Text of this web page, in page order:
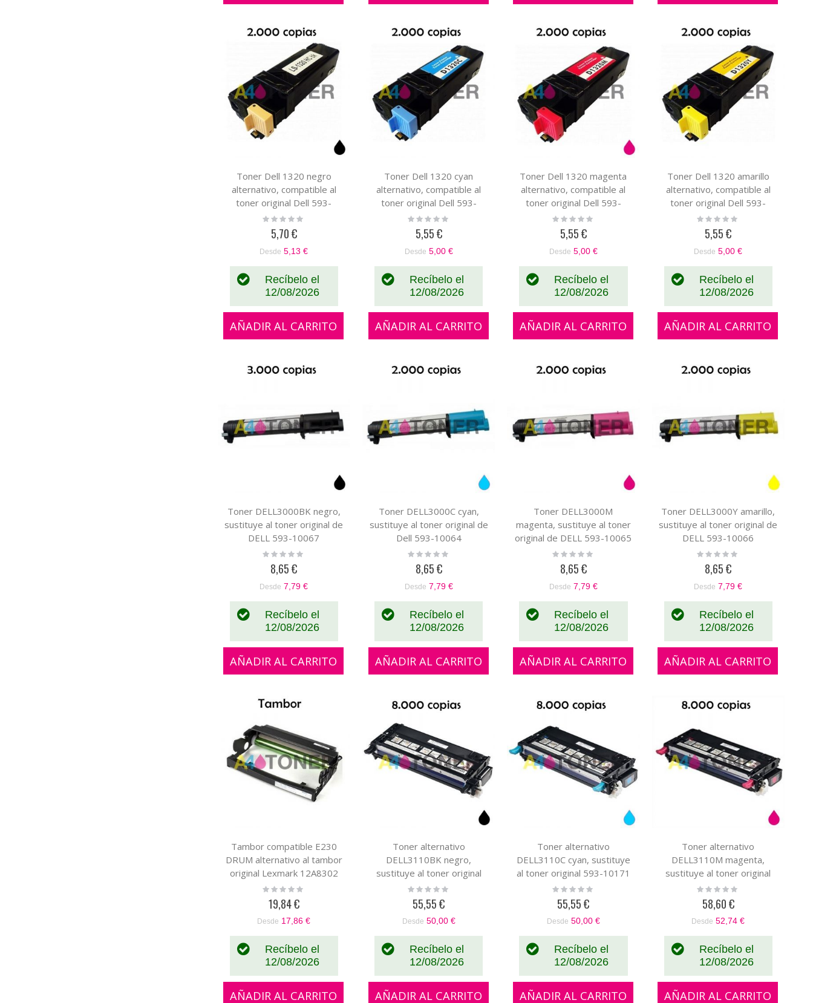
Toner Dell 1320 negro
alternativo, compatible al
toner original Dell 593-
10258
Rating:
5,70 €
Desde 5,13 €
Recíbelo el
12/08/2026
AÑADIR AL CARRITO
Toner Dell 1320 cyan
alternativo, compatible al
toner original Dell 593-
10259
Rating:
5,55 €
Desde 5,00 €
Recíbelo el
12/08/2026
AÑADIR AL CARRITO
Toner Dell 1320 magenta
alternativo, compatible al
toner original Dell 593-
10261
Rating:
5,55 €
Desde 5,00 €
Recíbelo el
12/08/2026
AÑADIR AL CARRITO
Toner Dell 1320 amarillo
alternativo, compatible al
toner original Dell 593-
10260
Rating:
5,55 €
Desde 5,00 €
Recíbelo el
12/08/2026
AÑADIR AL CARRITO
Toner DELL3000BK negro,
sustituye al toner original de
DELL 593-10067
Rating:
8,65 €
Desde 7,79 €
Recíbelo el
12/08/2026
AÑADIR AL CARRITO
Toner DELL3000C cyan,
sustituye al toner original de
Dell 593-10064
Rating:
8,65 €
Desde 7,79 €
Recíbelo el
12/08/2026
AÑADIR AL CARRITO
Toner DELL3000M
magenta, sustituye al toner
original de DELL 593-10065
Rating:
8,65 €
Desde 7,79 €
Recíbelo el
12/08/2026
AÑADIR AL CARRITO
Toner DELL3000Y amarillo,
sustituye al toner original de
DELL 593-10066
Rating:
8,65 €
Desde 7,79 €
Recíbelo el
12/08/2026
AÑADIR AL CARRITO
Tambor compatible E230
DRUM alternativo al tambor
original Lexmark 12A8302
Rating:
19,84 €
Desde 17,86 €
Recíbelo el
12/08/2026
AÑADIR AL CARRITO
Toner alternativo
DELL3110BK negro,
sustituye al toner original
593-10170
Rating:
55,55 €
Desde 50,00 €
Recíbelo el
12/08/2026
AÑADIR AL CARRITO
Toner alternativo
DELL3110C cyan, sustituye
al toner original 593-10171
Rating:
55,55 €
Desde 50,00 €
Recíbelo el
12/08/2026
AÑADIR AL CARRITO
Toner alternativo
DELL3110M magenta,
sustituye al toner original
593-10172
Rating:
58,60 €
Desde 52,74 €
Recíbelo el
12/08/2026
AÑADIR AL CARRITO